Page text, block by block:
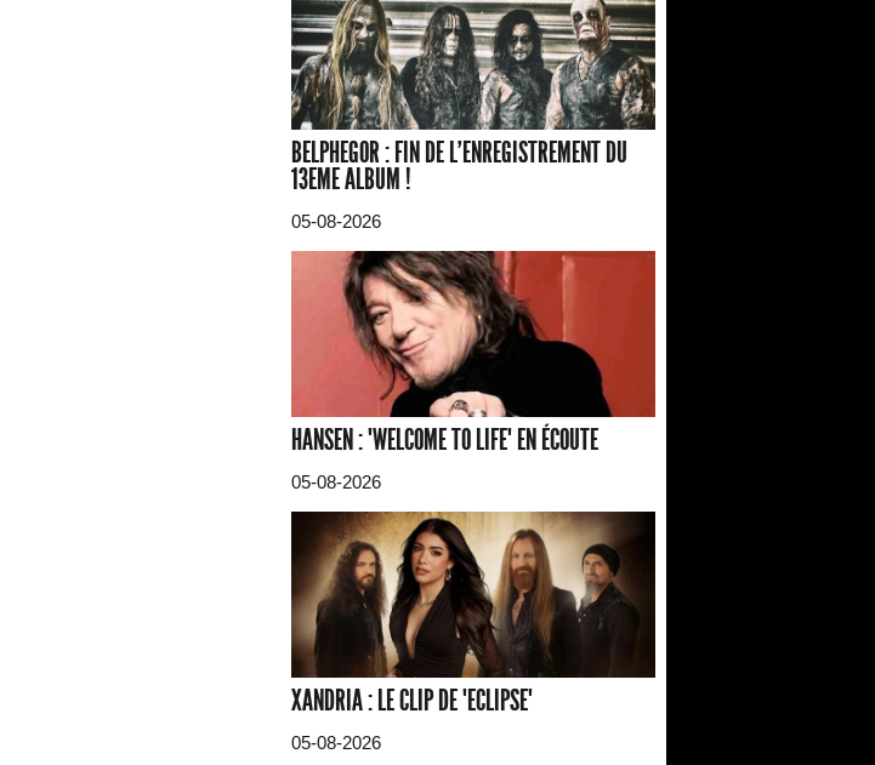
BELPHEGOR : FIN DE L'ENREGISTREMENT DU
13EME ALBUM !
05-08-2026
HANSEN : "WELCOME TO LIFE" EN ÉCOUTE
05-08-2026
XANDRIA : LE CLIP DE "ECLIPSE"
05-08-2026